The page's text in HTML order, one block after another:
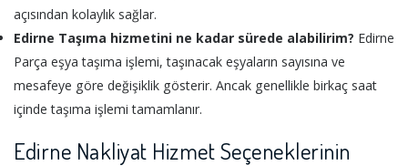
açısından kolaylık sağlar.
Edirne Taşıma hizmetini ne kadar sürede alabilirim? Edirne
Parça eşya taşıma işlemi, taşınacak eşyaların sayısına ve
mesafeye göre değişiklik gösterir. Ancak genellikle birkaç saat
içinde taşıma işlemi tamamlanır.
Edirne Nakliyat Hizmet Seçeneklerinin